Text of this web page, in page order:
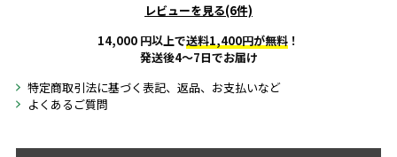
レビューを見る(6件)
14,000 円以上で送料1,400円が無料 ！
発送後4～7日でお届け
特定商取引法に基づく表記、返品、お支払いなど
よくあるご質問